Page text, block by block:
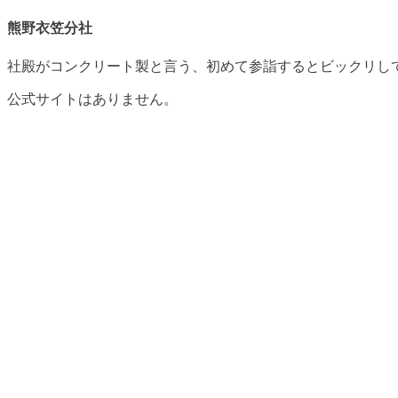
熊野衣笠分社
社殿がコンクリート製と言う、初めて参詣するとビックリし
公式サイトはありません。